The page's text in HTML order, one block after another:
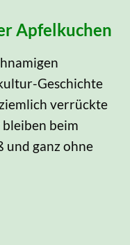
Apfelkuchen
Geschichte
verrückte
beim
und ganz ohne